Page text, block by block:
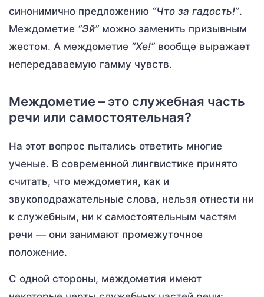
синонимично предложению “Что за гадость!”.
Междометие “Эй” можно заменить призывным
жестом. А междометие “Хе!” вообще выражает
непередаваемую гамму чувств.
Междометие – это служебная часть
речи или самостоятельная?
На этот вопрос пытались ответить многие
ученые. В современной лингвистике принято
считать, что междометия, как и
звукоподражательные слова, нельзя отнести ни
к служебным, ни к самостоятельным частям
речи — они занимают промежуточное
положение.
С одной стороны, междометия имеют